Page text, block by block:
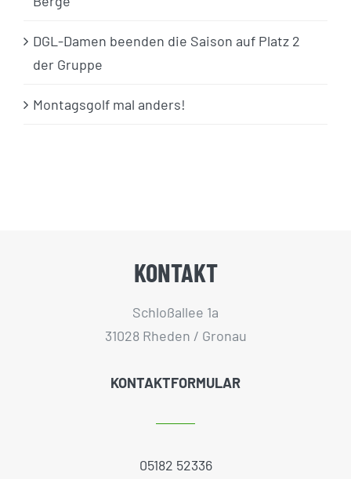
DGL-Damen beenden die Saison auf Platz 2
der Gruppe
Montagsgolf mal anders!
KONTAKT
Schloßallee 1a
31028 Rheden / Gronau
KONTAKTFORMULAR
05182 52336